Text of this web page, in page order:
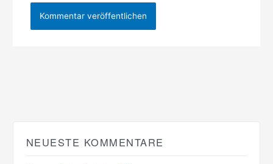
NEUESTE KOMMENTARE